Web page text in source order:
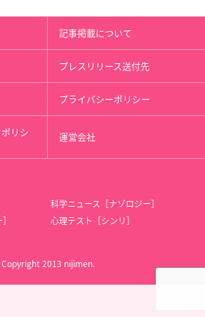
記事掲載について
プレスリリース送付先
プライバシーポリシー
リシ 運営会社
科学ニュース［ナゾロジー］
心理テスト［シンリ］
Copyright 2013 nijimen.